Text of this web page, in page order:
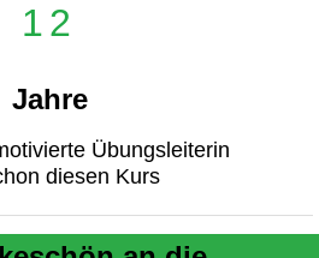
12
Jahre
Übungsleiterin
diesen Kurs